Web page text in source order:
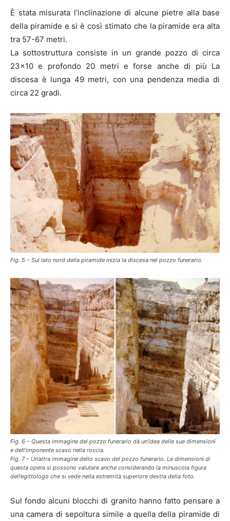
È stata misurata l’inclinazione di alcune pietre alla base
della piramide e si è così stimato che la piramide era alta
tra 57-67 metri.
La sottostruttura consiste in un grande pozzo di circa
23×10 e profondo 20 metri e forse anche di più La
discesa è lunga 49 metri, con una pendenza media di
circa 22 gradi.
Fig. 5 – Sul lato nord della piramide inizia la discesa nel pozzo funerario.
Fig. 6 – Questa immagine del pozzo funerario dà un’idea delle sue dimensioni
e dell’imponente scavo nella roccia.
Fig. 7 – Un’altra immagine dello scavo del pozzo funerario. Le dimensioni di
questa opera si possono valutare anche considerando la minuscola figura
dell’egittologo che si vede nella estremità superiore destra della foto.
Sul fondo alcuni blocchi di granito hanno fatto pensare a
una camera di sepoltura simile a quella della piramide di